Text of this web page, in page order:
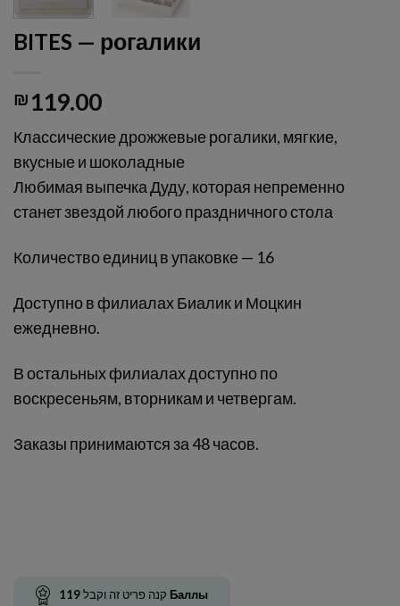
BITES — рогалики
₪ 119.00
Классические дрожжевые рогалики, мягкие,
вкусные и шоколадные
Любимая выпечка Дуду, которая непременно
станет звездой любого праздничного стола
Количество единиц в упаковке — 16
Доступно в филиалах Биалик и Моцкин
ежедневно.
В остальных филиалах доступно по
воскресеньям, вторникам и четвергам.
Заказы принимаются за 48 часов.
קנה פריט זה וקבל119 Баллы